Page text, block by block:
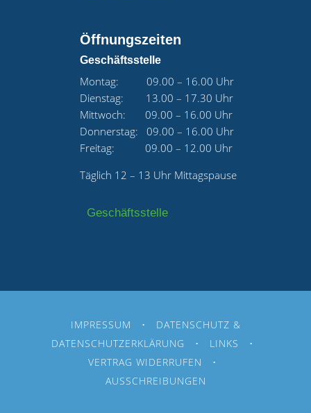
Öffnungszeiten
Geschäftsstelle
Montag: 09.00 – 16.00 Uhr
Dienstag: 13.00 – 17.30 Uhr
Mittwoch: 09.00 – 16.00 Uhr
Donnerstag: 09.00 – 16.00 Uhr
Freitag: 09.00 – 12.00 Uhr
Täglich 12 – 13 Uhr Mittagspause
Geschäftsstelle
IMPRESSUM • DATENSCHUTZ &
DATENSCHUTZERKLÄRUNG • LINKS •
VERTRAG WIDERRUFEN •
AUSSCHREIBUNGEN